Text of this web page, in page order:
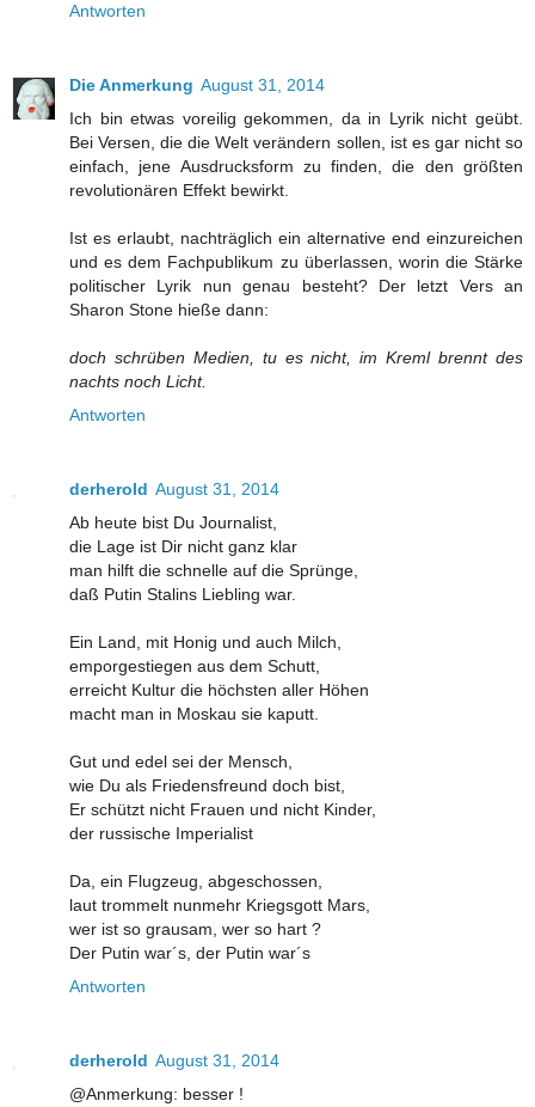
Antworten
Die Anmerkung August 31, 2014
Ich bin etwas voreilig gekommen, da in Lyrik nicht geübt.
Bei Versen, die die Welt verändern sollen, ist es gar nicht so
einfach, jene Ausdrucksform zu finden, die den größten
revolutionären Effekt bewirkt.
Ist es erlaubt, nachträglich ein alternative end einzureichen
und es dem Fachpublikum zu überlassen, worin die Stärke
politischer Lyrik nun genau besteht? Der letzt Vers an
Sharon Stone hieße dann:
doch schrüben Medien, tu es nicht, im Kreml brennt des
nachts noch Licht.
Antworten
derherold August 31, 2014
Ab heute bist Du Journalist,
die Lage ist Dir nicht ganz klar
man hilft die schnelle auf die Sprünge,
daß Putin Stalins Liebling war.
Ein Land, mit Honig und auch Milch,
emporgestiegen aus dem Schutt,
erreicht Kultur die höchsten aller Höhen
macht man in Moskau sie kaputt.
Gut und edel sei der Mensch,
wie Du als Friedensfreund doch bist,
Er schützt nicht Frauen und nicht Kinder,
der russische Imperialist
Da, ein Flugzeug, abgeschossen,
laut trommelt nunmehr Kriegsgott Mars,
wer ist so grausam, wer so hart ?
Der Putin war´s, der Putin war´s
Antworten
derherold August 31, 2014
@Anmerkung: besser !